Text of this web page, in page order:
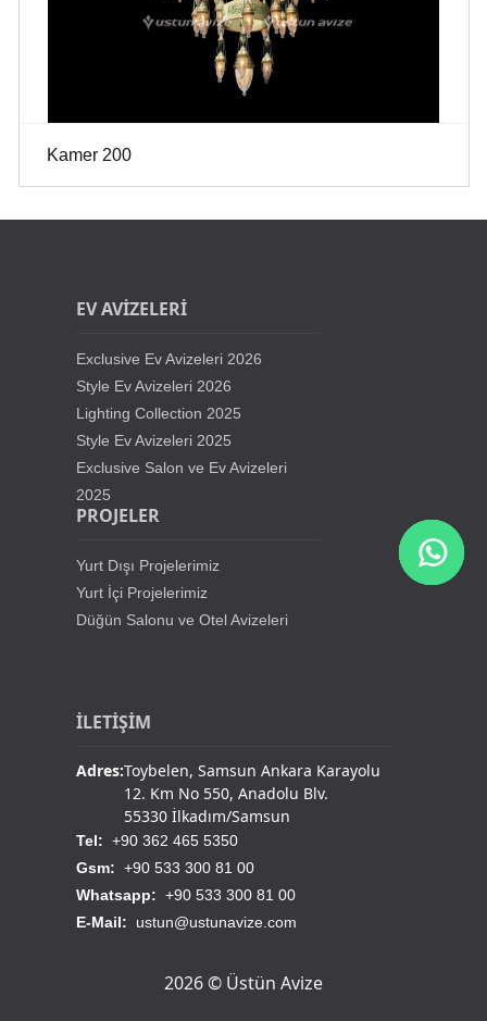
Kamer 200
EV AVİZELERİ
Exclusive Ev Avizeleri 2026
Style Ev Avizeleri 2026
Lighting Collection 2025
Style Ev Avizeleri 2025
Exclusive Salon ve Ev Avizeleri
2025
PROJELER
Yurt Dışı Projelerimiz
Yurt İçi Projelerimiz
Düğün Salonu ve Otel Avizeleri
İLETİŞİM
Adres:Toybelen, Samsun Ankara Karayolu
12. Km No 550, Anadolu Blv.
55330 İlkadım/Samsun
Tel:+90 362 465 5350
Gsm:+90 533 300 81 00
Whatsapp:+90 533 300 81 00
E-Mail: ustun@ustunavize.com
2026 © Üstün Avize